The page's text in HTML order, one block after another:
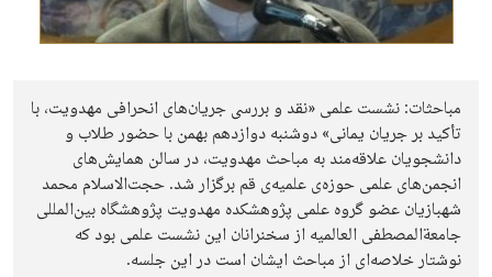
مباحثات: نشست علمی «نقد و بررسی جریان‌های انحرافی مهدویت، با
تأکید بر جریان یمانی» دوشنبه دوازدهم بهمن با حضور طلاب و
دانشجویان علاقه‌مند به مباحث مهدویت، در سالن همایش‌های
انجمن‌های علمی حوزه‌ی علمیه‌ی قم برگزار شد. حجت‌الاسلام محمد
شهبازیان عضو گروه علمی پژوهشکده مهدویت پژوهشگاه بین‌المللی
جامعةالمصطفی العالمیه از سخنرانان این نشست علمی بود که
نوشتار خلاصه‌ای از مباحث ایشان است در این جلسه.